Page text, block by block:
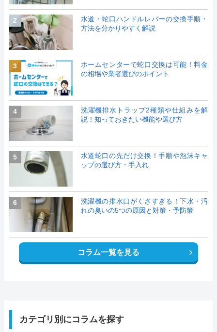
2
水道・蛇口ハンドルレバーの交換手順・
方法を分かりやすく解説
3
ホームセンターで蛇口交換は可能！料金
の相場や業者選びのポイント
4
洗濯機排水トラップ2種類や仕組みを解
説！知っておきたい機能や選び方
5
水道蛇口の先だけ交換！手順や泡沫キャ
ップの選び方・手入れ
6
洗濯機の排水口がくさすぎる！下水・汚
れの臭いの5つの原因と対策・予防策
コラム一覧を見る
カテゴリ別にコラムを探す